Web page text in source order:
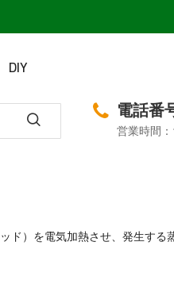
DIY
電話番
営業時間
）を電気加熱させ、発生する